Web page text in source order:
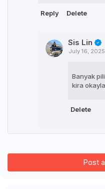
Reply Delete
Sis Lin
July 16,
Banyak
kira
Delete
Post